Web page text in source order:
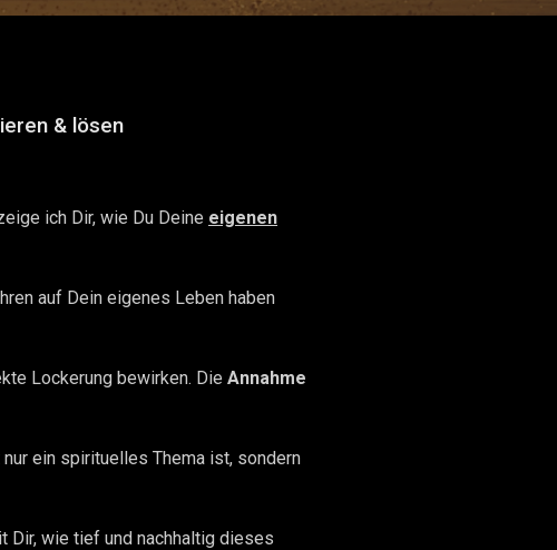
& lösen
ich Dir, wie Du Deine eigenen
auf Dein eigenes Leben haben
Lockerung bewirken. Die Annahme
ein spirituelles Thema ist, sondern
Dir, wie tief und nachhaltig dieses